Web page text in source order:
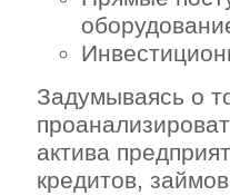
Задумываясь о
актива
кредитов,